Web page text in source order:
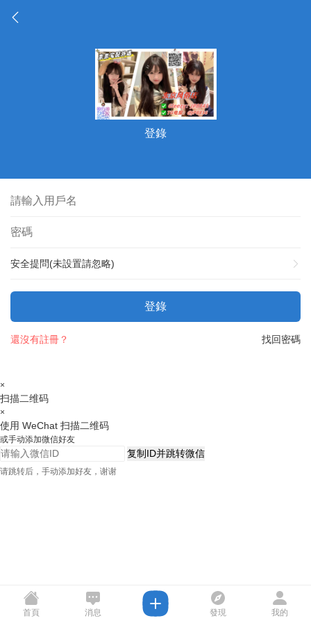
登錄
安全提問(未設置請忽略)
登錄
找回密碼
還沒有註冊？
×
扫描二维码
×
使用 WeChat 扫描二维码
或手动添加微信好友
复制ID并跳转微信
请跳转后，手动添加好友，谢谢
首頁 消息 發現 我的